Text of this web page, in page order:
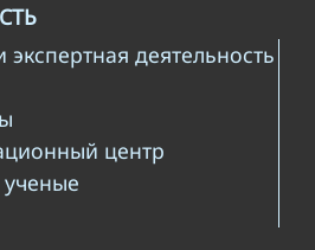
экспертная деятельность
центр